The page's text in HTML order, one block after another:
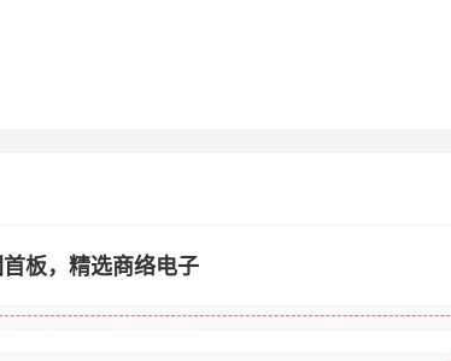
板，精选商络电子